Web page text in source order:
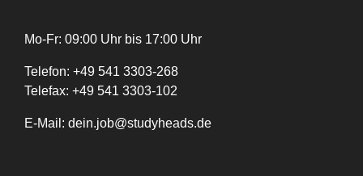
Mo-Fr: 09:00 Uhr bis 17:00 Uhr
Telefon: +49 541 3303-268
Telefax: +49 541 3303-102
E-Mail: dein.job@studyheads.de